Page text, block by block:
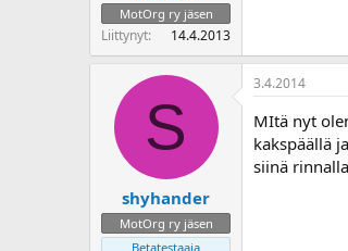
MotOrg ry jäsen
Liittynyt 14.4.2013
S
shyhander
MotOrg ry jäsen
Betatestaaja
3.4.2014
MItä nyt
kakspäällä
siinä